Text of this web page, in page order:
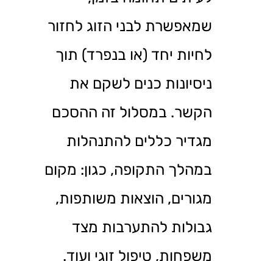
שמאפשרת לבני הזוג לחזור
לחיות יחד (או בנפרד) תוך
ניסיונות כנים לשקם את
הקשר. במסלול זה ההסכם
מגדיר כללים להתנהלות
במהלך התקופה, כגון: מקום
מגורים, הוצאות משותפות,
גבולות להתערבות מצד
משפחות, טיפול זוגי ועוד.